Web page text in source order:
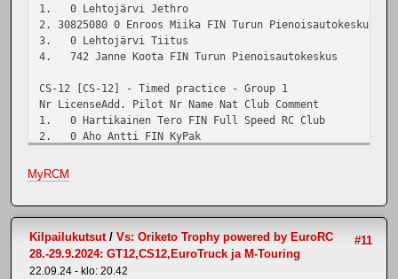
1. 0 Lehtojärvi Jethro
2. 30825080 0 Enroos Miika FIN Turun Pienoisautokeskus
3. 0 Lehtojärvi Tiitus
4. 742 Janne Koota FIN Turun Pienoisautokeskus
CS-12 [CS-12] - Timed practice - Group 1
Nr LicenseAdd. Pilot Nr Name Nat Club Comment
1. 0 Hartikainen Tero FIN Full Speed RC Club
2. 0 Aho Antti FIN KyPak
4. 0 Sillanpää Aarre FIN Hyua
CS-12 [CS-12] - Timed practice - Group 2
1. 0 Huhmarsalo Jaakko FIN VUA
2. 0 Häkämies Eero FIN FullSpeed
3. 0 Häkämies Jukka FIN LohUa
CS-12 [CS-12] - Timed practice - Group 3
MyRCM
#11
Kilpailukutsut/ Vs: Oriketo Trophy powered by EuroRC
28.-29.9.2024: GT12,CS12,EuroTruck ja M-Touring
22.09.24 - klo: 20.42